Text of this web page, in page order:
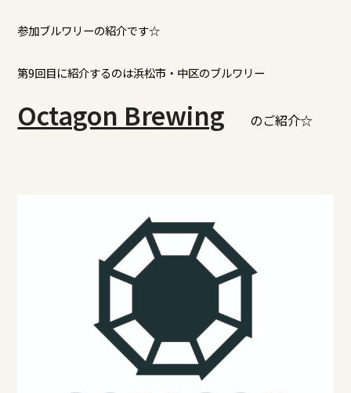
参加ブルワリーの紹介です☆
第9回目に紹介するのは浜松市・中区のブルワリー
Octagon Brewing のご紹介☆